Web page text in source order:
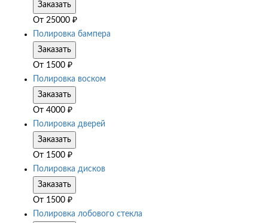
Заказать
От 25000 ₽
Полировка бампера
Заказать
От 1500 ₽
Полировка воском
Заказать
От 4000 ₽
Полировка дверей
Заказать
От 1500 ₽
Полировка дисков
Заказать
От 1500 ₽
Полировка лобового стекла